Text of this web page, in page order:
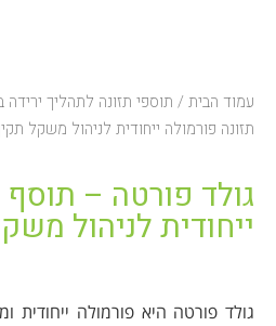
עמוד הבית/ תוספי תזונה לתהליך
תזונה פורמולה ייחודית לניהול משקל
גולד פורטה – תוסף
ייחודית לניהול
גולד פורטה היא פורמולה ייחודית